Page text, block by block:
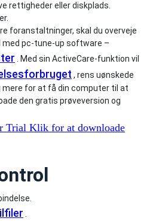
rettigheder eller diskplads.
foranstaltninger, skal du overveje
pc-tune-up software –
. Med sin ActiveCare-funktion vil
, rens uønskede
for at få din computer til at
den gratis prøveversion og
Trial Klik for at downloade